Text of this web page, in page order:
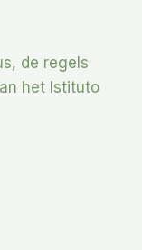
de regels
het Istituto